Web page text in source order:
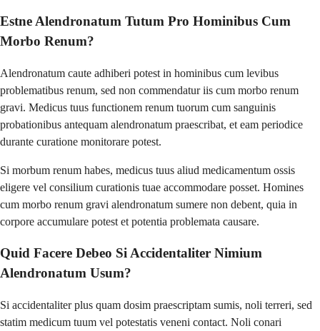
Estne Alendronatum Tutum Pro Hominibus Cum
Morbo Renum?
Alendronatum caute adhiberi potest in hominibus cum levibus
problematibus renum, sed non commendatur iis cum morbo renum
gravi. Medicus tuus functionem renum tuorum cum sanguinis
probationibus antequam alendronatum praescribat, et eam periodice
durante curatione monitorare potest.
Si morbum renum habes, medicus tuus aliud medicamentum ossis
eligere vel consilium curationis tuae accommodare posset. Homines
cum morbo renum gravi alendronatum sumere non debent, quia in
corpore accumulare potest et potentia problemata causare.
Quid Facere Debeo Si Accidentaliter Nimium
Alendronatum Usum?
Si accidentaliter plus quam dosim praescriptam sumis, noli terreri, sed
statim medicum tuum vel potestatis veneni contact. Noli conari